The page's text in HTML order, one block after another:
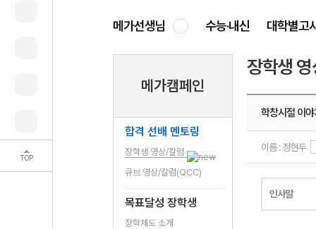
TOP
메가선생님 수능·내신 대학별고
메가캠페인
합격 선배 멘토링
장학생 영상/칼럼
큐브 영상/칼럼(QCC)
목표달성 장학생
장학제도 소개
장학생
학창시절 이
이름 : 정현두
인사말